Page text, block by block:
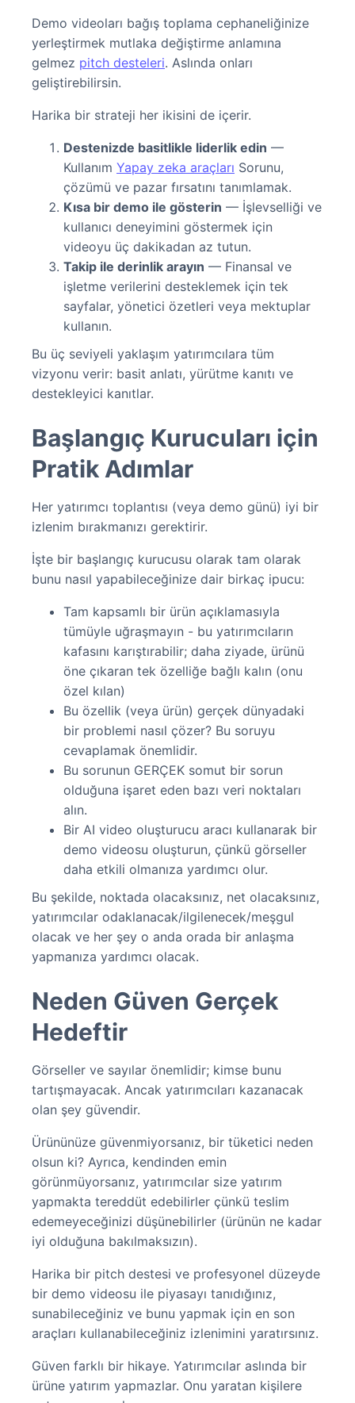
Demo videoları bağış toplama cephaneliğinize
yerleştirmek mutlaka değiştirme anlamına
gelmez pitch desteleri. Aslında onları
geliştirebilirsin.
Harika bir strateji her ikisini de içerir.
Destenizde basitlikle liderlik edin —
Kullanım Yapay zeka araçları Sorunu,
çözümü ve pazar fırsatını tanımlamak.
Kısa bir demo ile gösterin — İşlevselliği ve
kullanıcı deneyimini göstermek için
videoyu üç dakikadan az tutun.
Takip ile derinlik arayın — Finansal ve
işletme verilerini desteklemek için tek
sayfalar, yönetici özetleri veya mektuplar
kullanın.
Bu üç seviyeli yaklaşım yatırımcılara tüm
vizyonu verir: basit anlatı, yürütme kanıtı ve
destekleyici kanıtlar.
Başlangıç Kurucuları için
Pratik Adımlar
Her yatırımcı toplantısı (veya demo günü) iyi bir
izlenim bırakmanızı gerektirir.
İşte bir başlangıç kurucusu olarak tam olarak
bunu nasıl yapabileceğinize dair birkaç ipucu:
Tam kapsamlı bir ürün açıklamasıyla
tümüyle uğraşmayın - bu yatırımcıların
kafasını karıştırabilir; daha ziyade, ürünü
öne çıkaran tek özelliğe bağlı kalın (onu
özel kılan)
Bu özellik (veya ürün) gerçek dünyadaki
bir problemi nasıl çözer? Bu soruyu
cevaplamak önemlidir.
Bu sorunun GERÇEK somut bir sorun
olduğuna işaret eden bazı veri noktaları
alın.
Bir AI video oluşturucu aracı kullanarak bir
demo videosu oluşturun, çünkü görseller
daha etkili olmanıza yardımcı olur.
Bu şekilde, noktada olacaksınız, net olacaksınız,
yatırımcılar odaklanacak/ilgilenecek/meşgul
olacak ve her şey o anda orada bir anlaşma
yapmanıza yardımcı olacak.
Neden Güven Gerçek
Hedeftir
Görseller ve sayılar önemlidir; kimse bunu
tartışmayacak. Ancak yatırımcıları kazanacak
olan şey güvendir.
Ürününüze güvenmiyorsanız, bir tüketici neden
olsun ki? Ayrıca, kendinden emin
görünmüyorsanız, yatırımcılar size yatırım
yapmakta tereddüt edebilirler çünkü teslim
edemeyeceğinizi düşünebilirler (ürünün ne kadar
iyi olduğuna bakılmaksızın).
Harika bir pitch destesi ve profesyonel düzeyde
bir demo videosu ile piyasayı tanıdığınız,
sunabileceğiniz ve bunu yapmak için en son
araçları kullanabileceğiniz izlenimini yaratırsınız.
Güven farklı bir hikaye. Yatırımcılar aslında bir
ürüne yatırım yapmazlar. Onu yaratan kişilere